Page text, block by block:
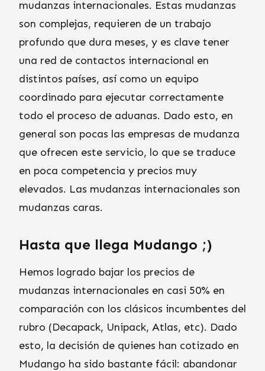
mudanzas internacionales. Estas mudanzas
son complejas, requieren de un trabajo
profundo que dura meses, y es clave tener
una red de contactos internacional en
distintos países, así como un equipo
coordinado para ejecutar correctamente
todo el proceso de aduanas. Dado esto, en
general son pocas las empresas de mudanza
que ofrecen este servicio, lo que se traduce
en poca competencia y precios muy
elevados. Las mudanzas internacionales son
mudanzas caras.
Hasta que llega Mudango ;)
Hemos logrado bajar los precios de
mudanzas internacionales en casi 50% en
comparación con los clásicos incumbentes del
rubro (Decapack, Unipack, Atlas, etc). Dado
esto, la decisión de quienes han cotizado en
Mudango ha sido bastante fácil: abandonar